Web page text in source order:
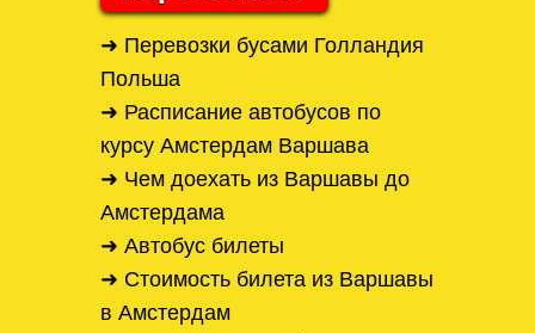
➜ Перевозки бусами Голландия
Польша
➜ Расписание автобусов по
курсу Амстердам Варшава
➜ Чем доехать из Варшавы до
Амстердама
➜ Автобус билеты
➜ Стоимость билета из Варшавы
в Амстердам